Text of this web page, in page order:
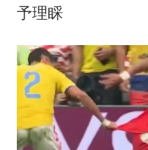
予理睬